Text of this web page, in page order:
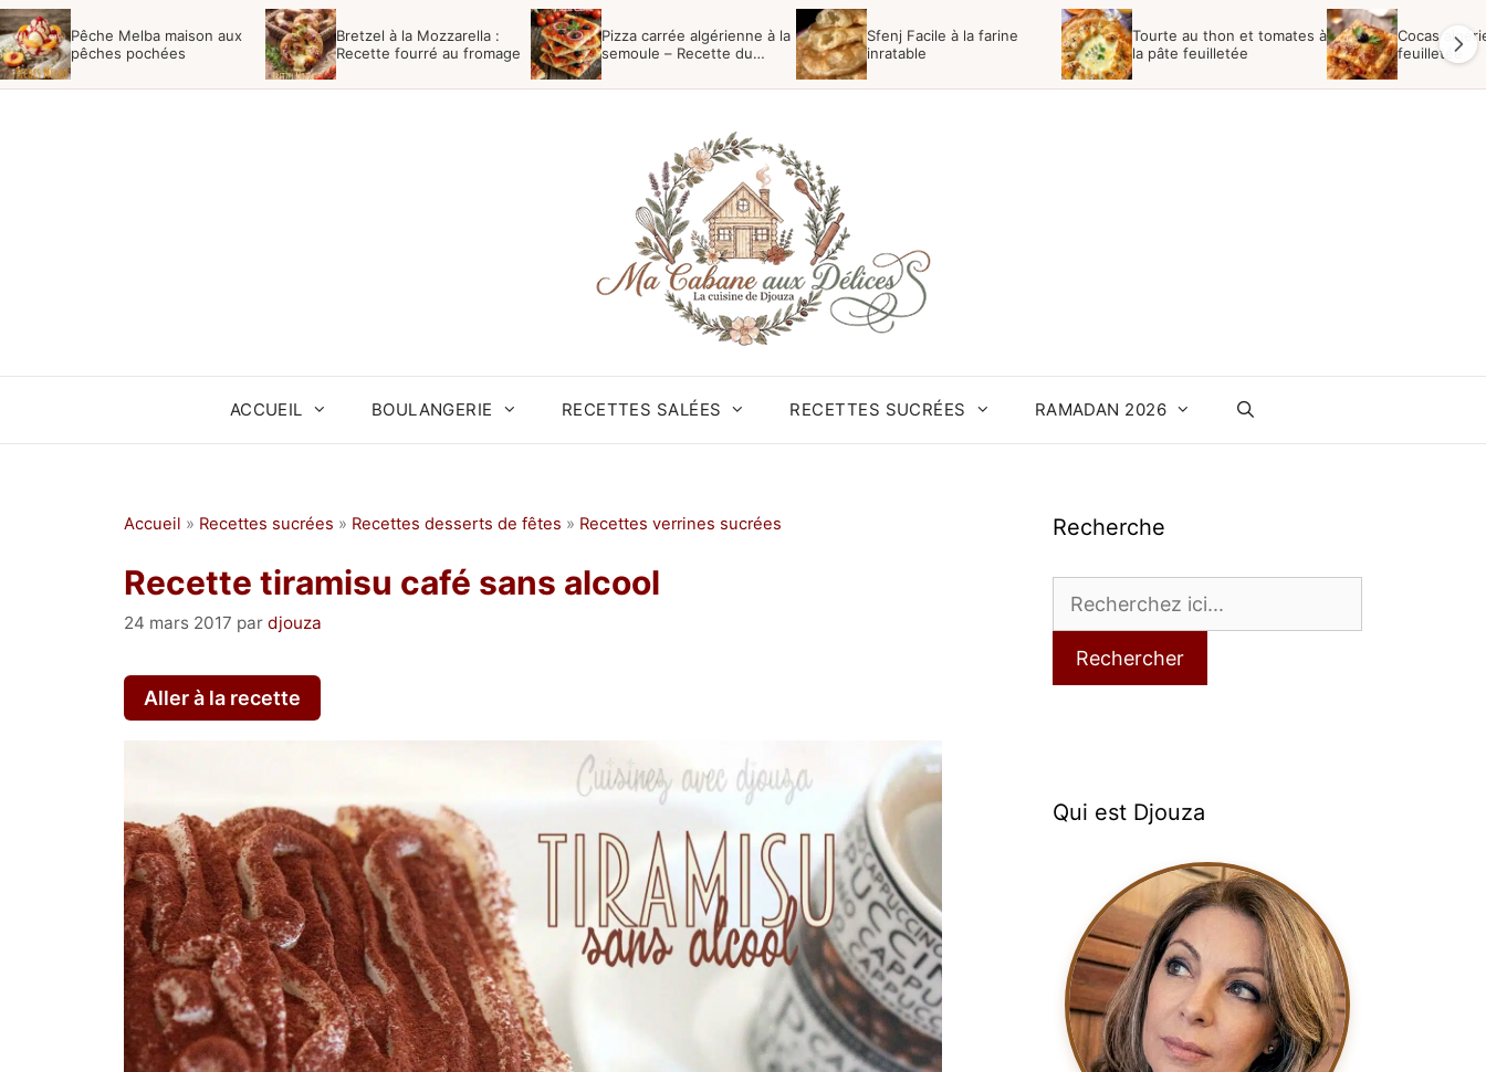
Aller
au
contenu
Pêche Melba maison aux
pêches pochées
Bretzel à la Mozzarella :
Recette fourré au fromage
Pizza carrée algérienne à la
semoule – Recette du
Sfenj Facile à la farine
inratable
Tourte au thon et tomates à
la pâte feuilletée
Cocas
feuilletée
ACCUEIL BOULANGERIE RECETTES SALÉES RECETTES SUCRÉES RAMADAN 2026
Accueil » Recettes sucrées » Recettes desserts de fêtes » Recettes verrines sucrées
Recette tiramisu café sans alcool
24 mars 2017 par djouza
Aller à la recette
Recherche
Rechercher
Qui est Djouza